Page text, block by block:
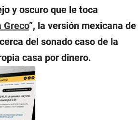
y oscuro que le toca
Greco”, la versión mexicana de
del sonado caso de la
casa por dinero.